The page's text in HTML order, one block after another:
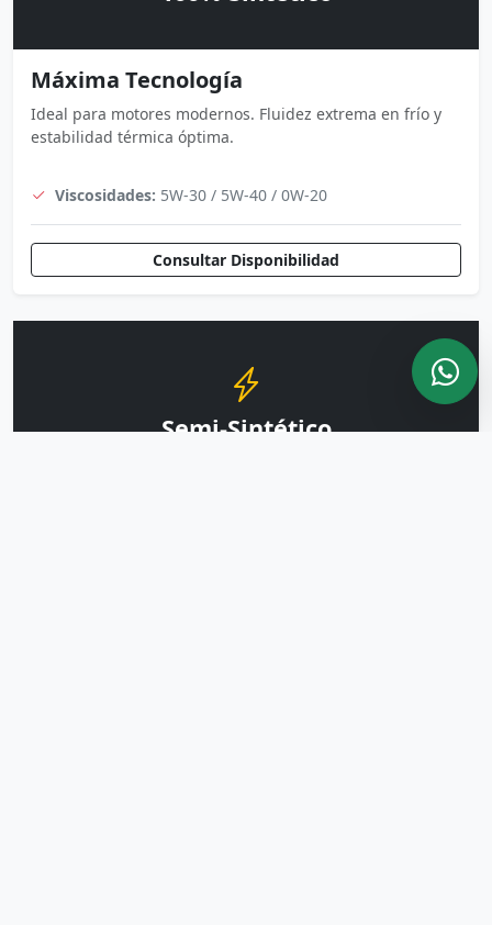
Máxima Tecnología
Ideal para motores modernos. Fluidez extrema en frío y
estabilidad térmica óptima.
Viscosidades: 5W-30 / 5W-40 / 0W-20
Consultar Disponibilidad
Semi-Sintético